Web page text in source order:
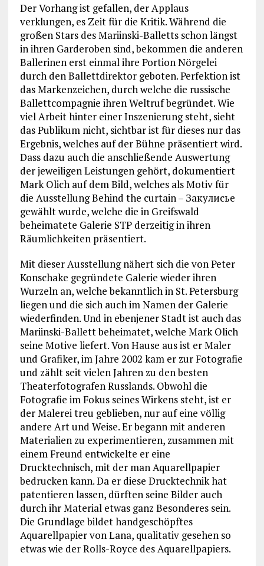
Der Vorhang ist gefallen, der Applaus
verklungen, es Zeit für die Kritik. Während die
großen Stars des Mariinski-Balletts schon längst
in ihren Garderoben sind, bekommen die anderen
Ballerinen erst einmal ihre Portion Nörgelei
durch den Ballettdirektor geboten. Perfektion ist
das Markenzeichen, durch welche die russische
Ballettcompagnie ihren Weltruf begründet. Wie
viel Arbeit hinter einer Inszenierung steht, sieht
das Publikum nicht, sichtbar ist für dieses nur das
Ergebnis, welches auf der Bühne präsentiert wird.
Dass dazu auch die anschließende Auswertung
der jeweiligen Leistungen gehört, dokumentiert
Mark Olich auf dem Bild, welches als Motiv für
die Ausstellung Behind the curtain – Закулисье
gewählt wurde, welche die in Greifswald
beheimatete Galerie STP derzeitig in ihren
Räumlichkeiten präsentiert.
Mit dieser Ausstellung nähert sich die von Peter
Konschake gegründete Galerie wieder ihren
Wurzeln an, welche bekanntlich in St. Petersburg
liegen und die sich auch im Namen der Galerie
wiederfinden. Und in ebenjener Stadt ist auch das
Mariinski-Ballett beheimatet, welche Mark Olich
seine Motive liefert. Von Hause aus ist er Maler
und Grafiker, im Jahre 2002 kam er zur Fotografie
und zählt seit vielen Jahren zu den besten
Theaterfotografen Russlands. Obwohl die
Fotografie im Fokus seines Wirkens steht, ist er
der Malerei treu geblieben, nur auf eine völlig
andere Art und Weise. Er begann mit anderen
Materialien zu experimentieren, zusammen mit
einem Freund entwickelte er eine
Drucktechnisch, mit der man Aquarellpapier
bedrucken kann. Da er diese Drucktechnik hat
patentieren lassen, dürften seine Bilder auch
durch ihr Material etwas ganz Besonderes sein.
Die Grundlage bildet handgeschöpftes
Aquarellpapier von Lana, qualitativ gesehen so
etwas wie der Rolls-Royce des Aquarellpapiers.